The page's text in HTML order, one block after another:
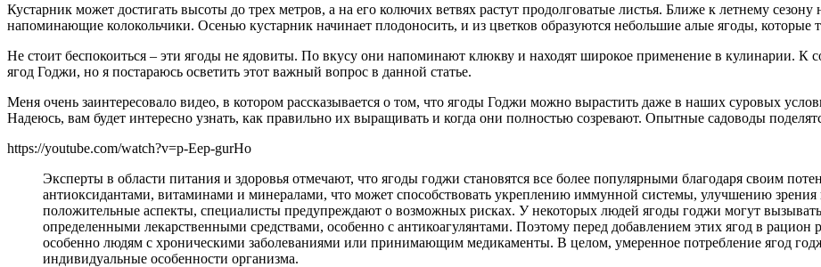
Кустарник может достигать высоты до трех метров, а на его колючих ветвях растут продолговатые листья. Ближе к летнему
напоминающие колокольчики. Осенью кустарник начинает плодоносить, и из цветков образуются небольшие алые ягоды, которые
Не стоит беспокоиться – эти ягоды не ядовиты. По вкусу они напоминают клюкву и находят широкое применение в кулинарии.
ягод Годжи, но я постараюсь осветить этот важный вопрос в данной статье.
Меня очень заинтересовало видео, в котором рассказывается о том, что ягоды Годжи можно вырастить даже в наших суровых
Надеюсь, вам будет интересно узнать, как правильно их выращивать и когда они полностью созревают. Опытные садоводы
https://youtube.com/watch?v=p-Eep-gurHo
Эксперты в области питания и здоровья отмечают, что ягоды годжи становятся все более популярными благодаря своим
антиоксидантами, витаминами и минералами, что может способствовать укреплению иммунной системы, улучшению
положительные аспекты, специалисты предупреждают о возможных рисках. У некоторых людей ягоды годжи могут вызывать
определенными лекарственными средствами, особенно с антикоагулянтами. Поэтому перед добавлением этих ягод в рацион
особенно людям с хроническими заболеваниями или принимающим медикаменты. В целом, умеренное потребление ягод
индивидуальные особенности организма.